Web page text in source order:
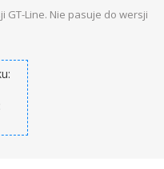
GT-Line. Nie pasuje do wersji